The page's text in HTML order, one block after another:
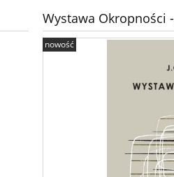
Wystawa Okropności
nowość